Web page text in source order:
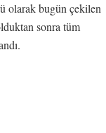
olarak bugün çekilen
sonra tüm